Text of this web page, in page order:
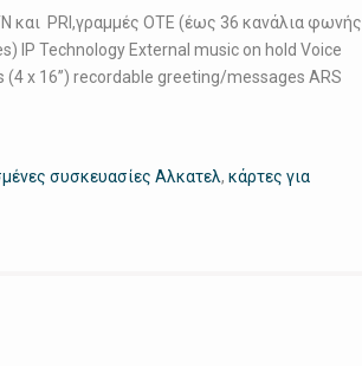
και PRI,γραμμές ΟΤΕ (έως 36 κανάλια φωνής
IP Technology External music on hold Voice
x 16”) recordable greeting/messages ARS
συσκευασίες Αλκατελ, κάρτες για